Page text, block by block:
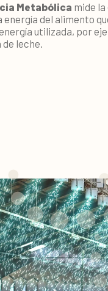
Metabólica mide
del alimento
utilizada, por
leche.